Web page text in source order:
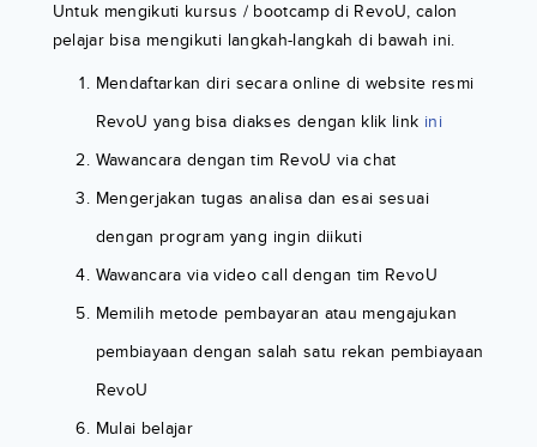
Untuk mengikuti kursus / bootcamp di RevoU, calon
pelajar bisa mengikuti langkah-langkah di bawah ini.
Mendaftarkan diri secara online di website resmi
RevoU yang bisa diakses dengan klik link ini
Wawancara dengan tim RevoU via chat
Mengerjakan tugas analisa dan esai sesuai
dengan program yang ingin diikuti
Wawancara via video call dengan tim RevoU
Memilih metode pembayaran atau mengajukan
pembiayaan dengan salah satu rekan pembiayaan
RevoU
Mulai belajar